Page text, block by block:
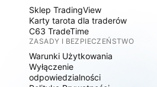
Sklep TradingView
Karty tarota dla traderów
C63 TradeTime
ZASADY I BEZPIECZEŃSTWO
Warunki Użytkowania
Wyłączenie
odpowiedzialności